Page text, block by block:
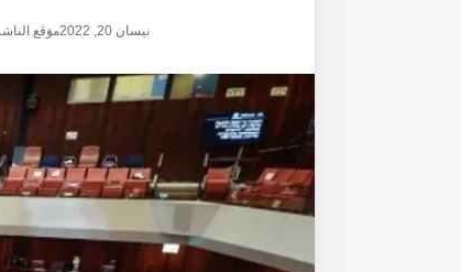
نيسان 20, 2022 موقع